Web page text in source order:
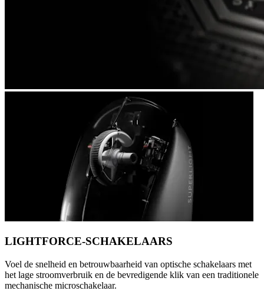
LIGHTFORCE-SCHAKELAARS
Voel de snelheid en betrouwbaarheid van optische schakelaars met
het lage stroomverbruik en de bevredigende klik van een traditionele
mechanische microschakelaar.